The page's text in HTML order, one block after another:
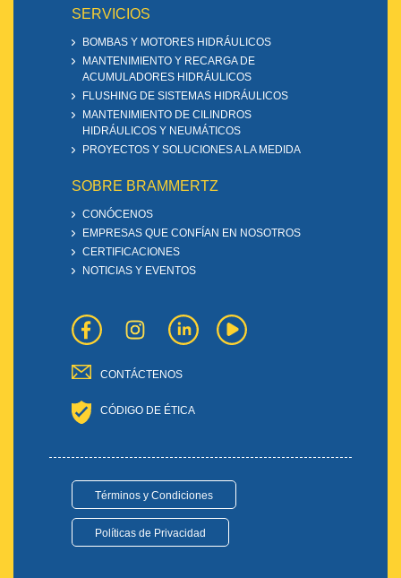
SERVICIOS
BOMBAS Y MOTORES HIDRÁULICOS
MANTENIMIENTO Y RECARGA DE
ACUMULADORES HIDRÁULICOS
FLUSHING DE SISTEMAS HIDRÁULICOS
MANTENIMIENTO DE CILINDROS
HIDRÁULICOS Y NEUMÁTICOS
PROYECTOS Y SOLUCIONES A LA MEDIDA
SOBRE BRAMMERTZ
CONÓCENOS
EMPRESAS QUE CONFÍAN EN NOSOTROS
CERTIFICACIONES
NOTICIAS Y EVENTOS
CONTÁCTENOS
CÓDIGO DE ÉTICA
Términos y Condiciones
Políticas de Privacidad